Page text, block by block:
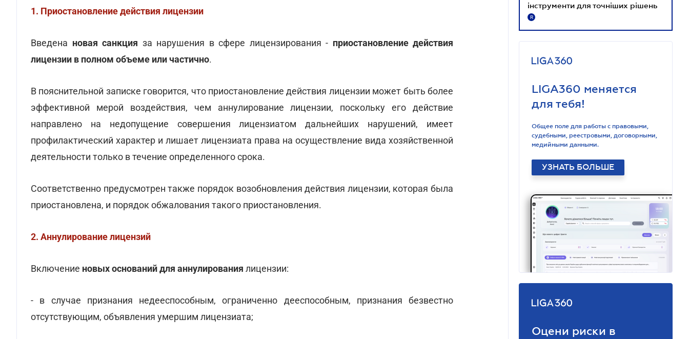
1. Приостановление действия лицензии
Введена новая санкция за нарушения в сфере лицензирования - приостановление действия
лицензии в полном объеме или частично.
В пояснительной записке говорится, что приостановление действия лицензии может быть более
эффективной мерой воздействия, чем аннулирование лицензии, поскольку его действие
направлено на недопущение совершения лицензиатом дальнейших нарушений, имеет
профилактический характер и лишает лицензиата права на осуществление вида хозяйственной
деятельности только в течение определенного срока.
Соответственно предусмотрен также порядок возобновления действия лицензии, которая была
приостановлена, и порядок обжалования такого приостановления.
2. Аннулирование лицензий
Включение новых оснований для аннулирования лицензии:
- в случае признания недееспособным, ограниченно дееспособным, признания безвестно
отсутствующим, объявления умершим лицензиата;
інструменти для точніших рішень
R
LIGA360 меняется
для тебя!
Общее поле для работы с правовыми,
судебными, реестровыми, договорными,
медийными данными.
УЗНАТЬ БОЛЬШЕ
Оцени риски в